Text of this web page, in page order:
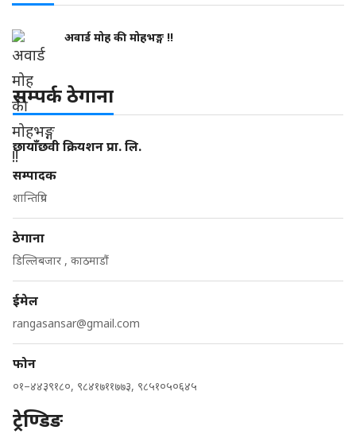
अवार्ड मोह की मोहभङ्ग !!
सम्पर्क ठेगाना
छायाँछवी क्रियशन प्रा. लि.
सम्पादक
शान्तिप्रिय
ठेगाना
डिल्लिबजार , काठमाडौं
ईमेल
rangasansar@gmail.com
फोन
०१–४४३९१८०, ९८४१७११७७३, ९८५१०५०६४५
ट्रेण्डिङ